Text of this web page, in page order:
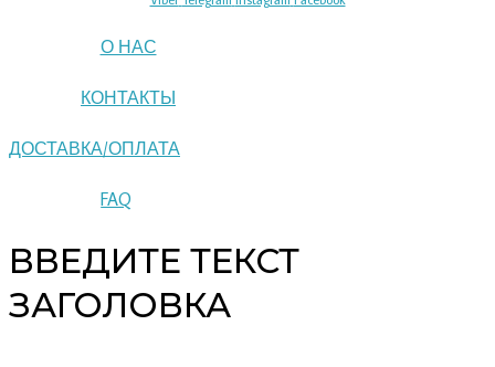
О НАС
КОНТАКТЫ
ДОСТАВКА/ОПЛАТА
FAQ
ВВЕДИТЕ ТЕКСТ
ЗАГОЛОВКА